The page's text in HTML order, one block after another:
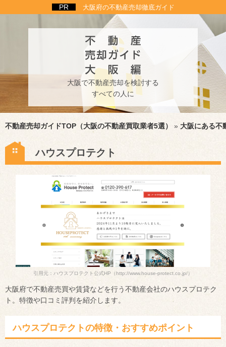
大阪府の不動産売却徹底ガイド
大阪で不動産売却を検討する
すべての人に
不動産売却ガイドTOP（大阪の不動産買取業者5選） » 大阪にある不
ハウスプロテクト
引用元：ハウスプロテクト公式HP （http://www.house-protect.co.jp/）
大阪府で不動産売買や賃貸などを行う不動産会社のハウスプロテク
ト。特徴や口コミ評判を紹介します。
ハウスプロテクトの特徴・おすすめポイント